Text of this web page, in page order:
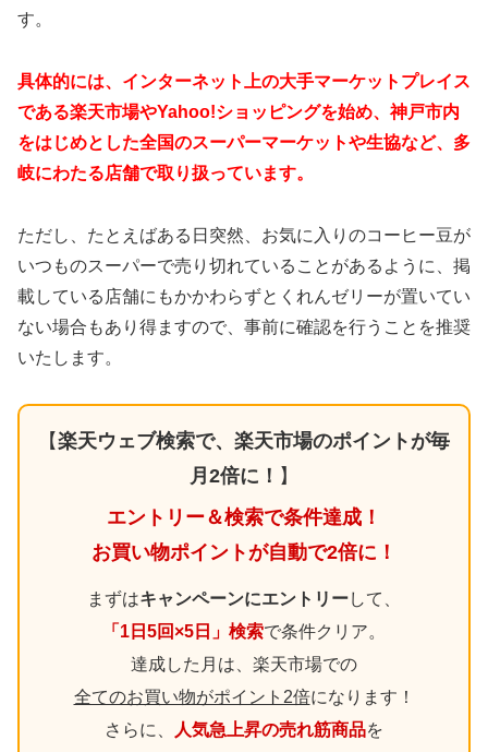
す。
具体的には、インターネット上の大手マーケットプレイス
である楽天市場やYahoo!ショッピングを始め、神戸市内
をはじめとした全国のスーパーマーケットや生協など、多
岐にわたる店舗で取り扱っています。
ただし、たとえばある日突然、お気に入りのコーヒー豆が
いつものスーパーで売り切れていることがあるように、掲
載している店舗にもかかわらずとくれんゼリーが置いてい
ない場合もあり得ますので、事前に確認を行うことを推奨
いたします。
【楽天ウェブ検索で、楽天市場のポイントが毎
月2倍に！ 】
エントリー＆検索で条件達成！
お買い物ポイントが自動で2倍に！
まずはキャンペーンにエントリーして、
「1日5回×5日」検索で条件クリア。
達成した月は、楽天市場での
全てのお買い物がポイント2倍になります！
さらに、
人気急上昇の売れ筋商品を